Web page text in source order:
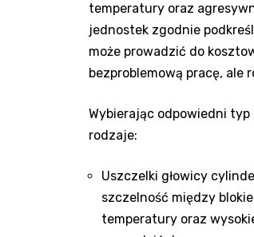
temperatury oraz
jednostek zgodnie
może prowadzić do
bezproblemową pracę, ale
Wybierając odpowiedni
rodzaje:
Uszczelki głowicy
szczelność między
temperatury oraz